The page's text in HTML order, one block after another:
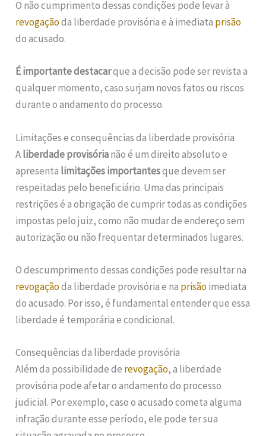
O não cumprimento dessas condições pode levar à
revogaçãoda liberdade provisória e à imediata prisão
do acusado.
É importante destacarque a decisão pode ser revista a
qualquer momento, caso surjam novos fatos ou riscos
durante o andamento do processo.
Limitações e consequências da liberdade provisória
Aliberdade provisórianão é um direito absoluto e
apresenta limitações importantesque devem ser
respeitadas pelo beneficiário. Uma das principais
restrições é a obrigação de cumprir todas as condições
impostas pelo juiz, como não mudar de endereço sem
autorização ou não frequentar determinados lugares.
O descumprimento dessas condições pode resultar na
revogaçãoda liberdade provisória e na prisãoimediata
do acusado. Por isso, é fundamental entender que essa
liberdade é temporária e condicional.
Consequências da liberdade provisória
Além da possibilidade de revogação, a liberdade
provisória pode afetar o andamento do processo
judicial. Por exemplo, caso o acusado cometa alguma
infração durante esse período, ele pode ter sua